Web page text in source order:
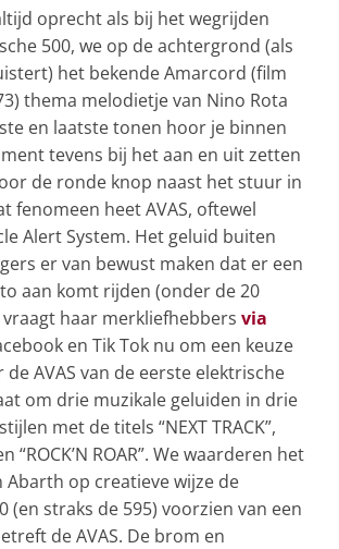
oprecht als bij het wegrijden
500, we op de achtergrond (als
het bekende Amarcord (film
thema melodietje van Nino Rota
en laatste tonen hoor je binnen
tevens bij het aan en uit zetten
de ronde knop naast het stuur in
fenomeen heet AVAS, oftewel
Alert System. Het geluid buiten
er van bewust maken dat er een
aan komt rijden (onder de 20
haar merkliefhebbers via
en Tik Tok nu om een keuze
AVAS van de eerste elektrische
om drie muzikale geluiden in drie
met de titels “NEXT TRACK”,
“ROCK’N ROAR”. We waarderen het
Abarth op creatieve wijze de
(en straks de 595) voorzien van een
de AVAS. De brom en